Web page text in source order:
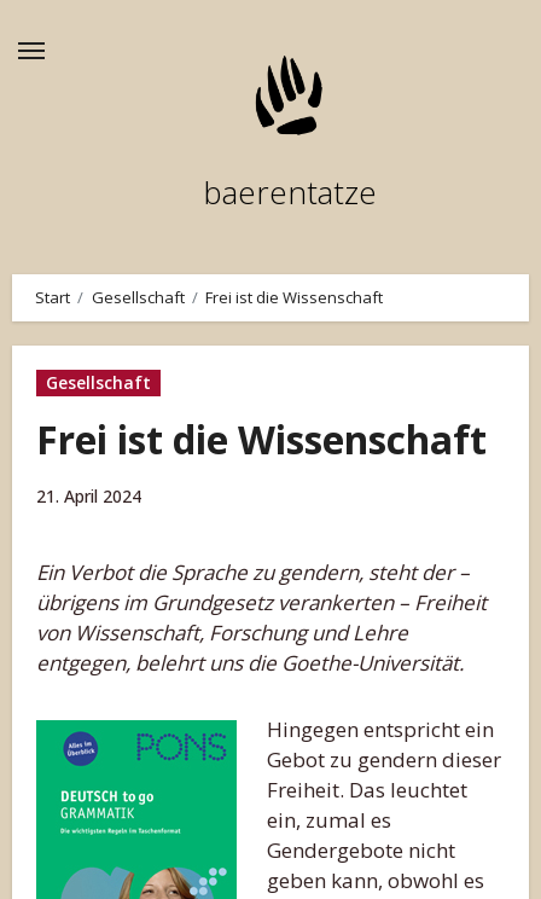
Inhalt
baerentatze
Start Gesellschaft Frei ist die Wissenschaft
Gesellschaft
Frei ist die Wissenschaft
21. April 2024
Ein Verbot die Sprache zu gendern, steht der –
übrigens im Grundgesetz verankerten – Freiheit
von Wissenschaft, Forschung und Lehre
entgegen, belehrt uns die Goethe-Universität.
Hingegen entspricht ein
Gebot zu gendern dieser
Freiheit. Das leuchtet
ein, zumal es
Gendergebote nicht
geben kann, obwohl es